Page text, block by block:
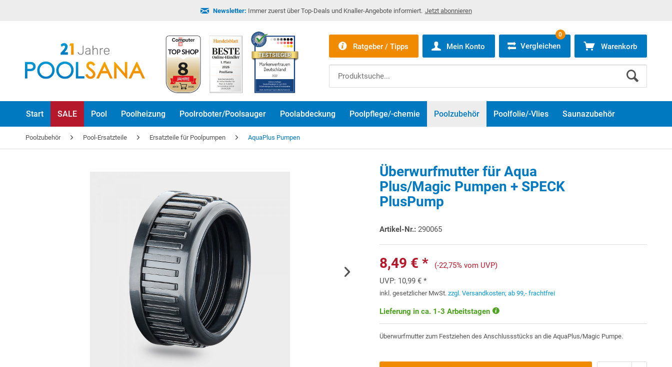
Newsletter: Immer zuerst über Top-Deals und Knaller-Angebote informiert. Jetzt abonnieren
Ratgeber / Tipps Mein Konto Vergleichen
0
Warenkorb
Start SALE Pool Poolheizung Poolroboter/Poolsauger Poolabdeckung Poolpflege/-chemie Poolzubehör Poolfolie/-Vlies Saunazubehör
Poolzubehör Pool-Ersatzteile Ersatzteile für Poolpumpen AquaPlus Pumpen
Überwurfmutter für Aqua
Plus/Magic Pumpen + SPECK
PlusPump
Artikel-Nr.: 290065
8,49 € *
(-22,75% vom UVP)
UVP: 10,99 € *
inkl. gesetzlicher MwSt.zzgl. Versandkosten; ab 99,- frachtfrei
Lieferung in ca. 1-3 Arbeitstagen
Überwurfmutter zum Festziehen des Anschlussstücks an die AquaPlus/Magic Pumpe.